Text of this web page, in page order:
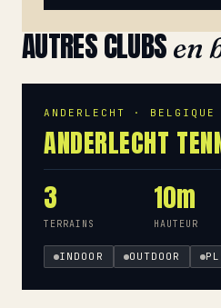
AUTRES CLUBSen
ANDERLECHT · BELGIQUE
ANDERLECHT
3
TERRAINS
10m
HAUTEUR
INDOOR OUTDOOR